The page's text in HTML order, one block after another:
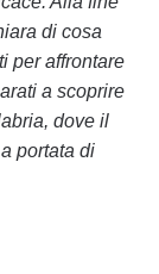
di cosa
per affrontare
a scoprire
dove il
portata di